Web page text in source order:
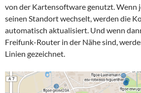
von der Kartensoftware genutzt. Wenn
seinen Standort wechselt, werden die
automatisch aktualisiert. Und wenn
Freifunk-Router in der Nähe sind,
Linien gezeichnet.